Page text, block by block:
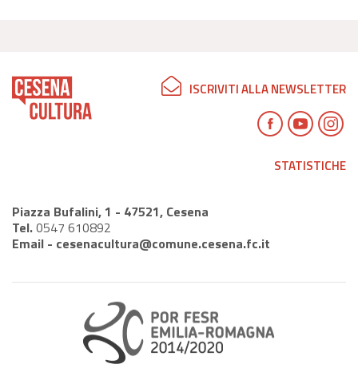
ISCRIVITI ALLA NEWSLETTER
STATISTICHE
Piazza Bufalini, 1 - 47521, Cesena
Tel.0547 610892
Email - cesenacultura@comune.cesena.fc.it